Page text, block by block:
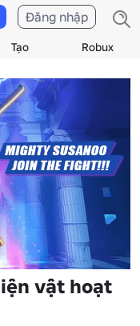
Tạo Robux
Đăng nhập
vật hoạt